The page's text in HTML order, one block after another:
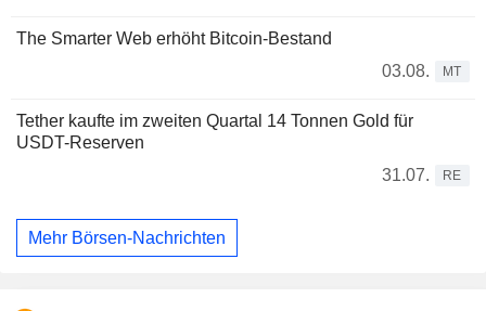
The Smarter Web erhöht Bitcoin-Bestand
03.08.
MT
Tether kaufte im zweiten Quartal 14 Tonnen Gold für
USDT-Reserven
31.07.
RE
Mehr Börsen-Nachrichten